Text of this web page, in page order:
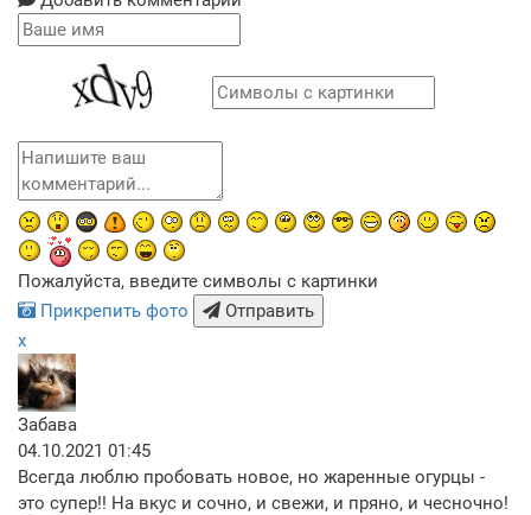
Пожалуйста, введите символы с картинки
Прикрепить фото
Отправить
x
Забава
04.10.2021 01:45
Всегда люблю пробовать новое, но жаренные огурцы -
это супер!! На вкус и сочно, и свежи, и пряно, и чесночно!